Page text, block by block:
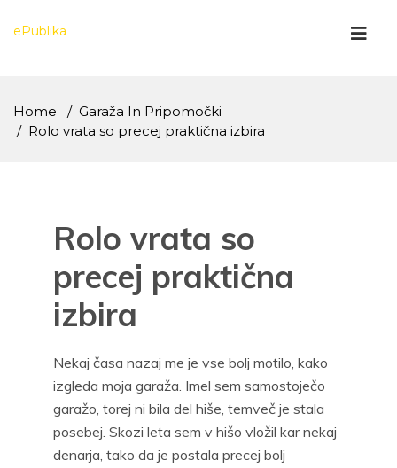
ePublika
Home
Garaža In Pripomočki
Rolo vrata so precej praktična izbira
Rolo vrata so
precej praktična
izbira
Nekaj časa nazaj me je vse bolj motilo, kako
izgleda moja garaža. Imel sem samostoječo
garažo, torej ni bila del hiše, temveč je stala
posebej. Skozi leta sem v hišo vložil kar nekaj
denarja, tako da je postala precej bolj